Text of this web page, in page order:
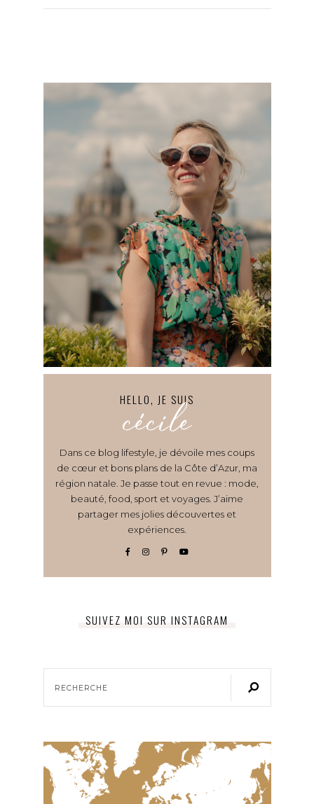
HELLO, JE SUIS
cécile
Dans ce blog lifestyle, je dévoile mes coups
de cœur et bons plans de la Côte d’Azur, ma
région natale. Je passe tout en revue : mode,
beauté, food, sport et voyages. J’aime
partager mes jolies découvertes et
expériences.
SUIVEZ MOI SUR INSTAGRAM